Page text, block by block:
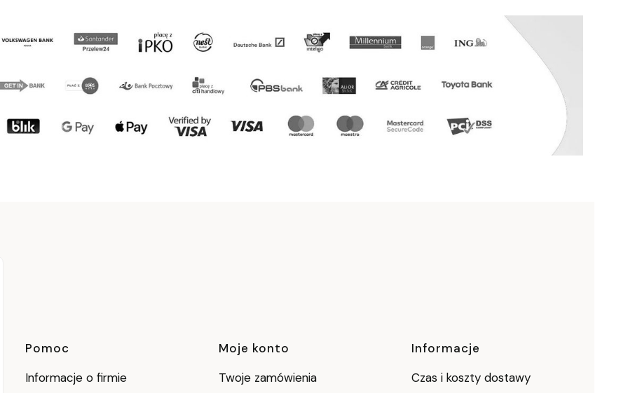
Linki w stopce
Pomoc
Informacje o firmie
Moje konto
Twoje zamówienia
Informacje
Czas i koszty dostawy